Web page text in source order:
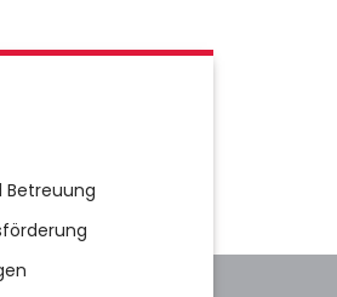
Betreuung